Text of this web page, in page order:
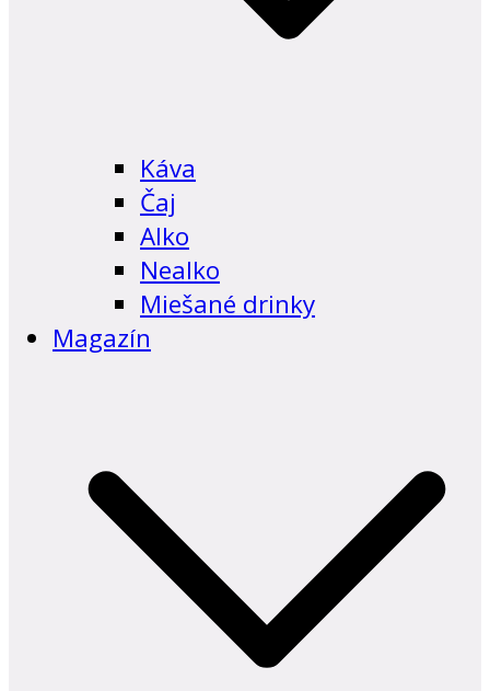
Káva
Čaj
Alko
Nealko
Miešané drinky
Magazín